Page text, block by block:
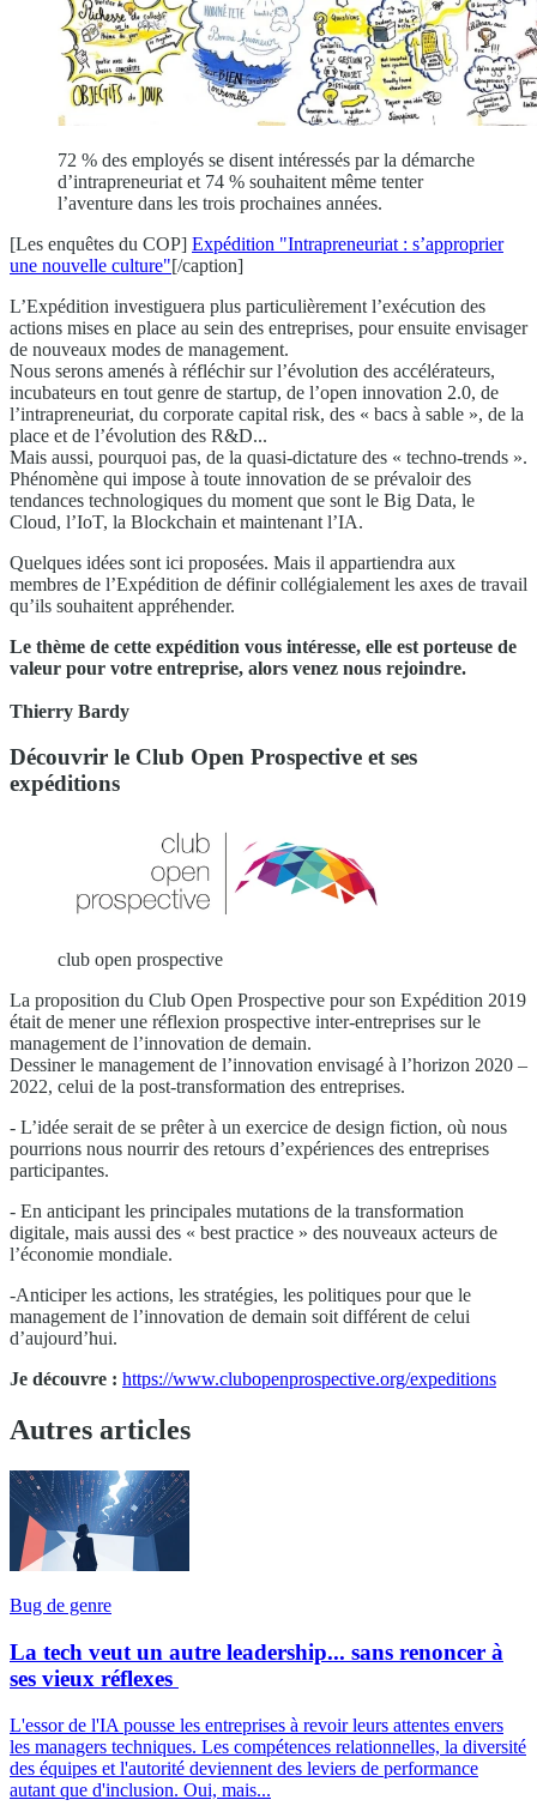
72 % des employés se disent intéressés par la démarche
d’intrapreneuriat et 74 % souhaitent même tenter
l’aventure dans les trois prochaines années.
[Les enquêtes du COP] Expédition "Intrapreneuriat : s’approprier
une nouvelle culture"[/caption]
L’Expédition investiguera plus particulièrement l’exécution des
actions mises en place au sein des entreprises, pour ensuite envisager
de nouveaux modes de management.
Nous serons amenés à réfléchir sur l’évolution des accélérateurs,
incubateurs en tout genre de startup, de l’open innovation 2.0, de
l’intrapreneuriat, du corporate capital risk, des « bacs à sable », de la
place et de l’évolution des R&D...
Mais aussi, pourquoi pas, de la quasi-dictature des « techno-trends ».
Phénomène qui impose à toute innovation de se prévaloir des
tendances technologiques du moment que sont le Big Data, le
Cloud, l’IoT, la Blockchain et maintenant l’IA.
Quelques idées sont ici proposées. Mais il appartiendra aux
membres de l’Expédition de définir collégialement les axes de travail
qu’ils souhaitent appréhender.
Le thème de cette expédition vous intéresse, elle est porteuse de
valeur pour votre entreprise, alors venez nous rejoindre.
Thierry Bardy
Découvrir le Club Open Prospective et ses
expéditions
club open prospective
La proposition du Club Open Prospective pour son Expédition 2019
était de mener une réflexion prospective inter-entreprises sur le
management de l’innovation de demain.
Dessiner le management de l’innovation envisagé à l’horizon 2020 –
2022, celui de la post-transformation des entreprises.
- L’idée serait de se prêter à un exercice de design fiction, où nous
pourrions nous nourrir des retours d’expériences des entreprises
participantes.
- En anticipant les principales mutations de la transformation
digitale, mais aussi des « best practice » des nouveaux acteurs de
l’économie mondiale.
-Anticiper les actions, les stratégies, les politiques pour que le
management de l’innovation de demain soit différent de celui
d’aujourd’hui.
Je découvre : https://www.clubopenprospective.org/expeditions
Autres articles
Bug de genre
La tech veut un autre leadership... sans renoncer à
ses vieux réflexes
L'essor de l'IA pousse les entreprises à revoir leurs attentes envers
les managers techniques. Les compétences relationnelles, la diversité
des équipes et l'autorité deviennent des leviers de performance
autant que d'inclusion. Oui, mais...